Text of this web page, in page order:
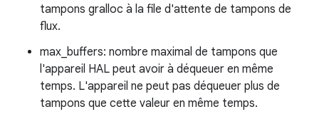
tampons gralloc à la file d'attente de tampons de
flux.
max_buffers: nombre maximal de tampons que
l'appareil HAL peut avoir à déqueuer en même
temps. L'appareil ne peut pas déqueuer plus de
tampons que cette valeur en même temps.